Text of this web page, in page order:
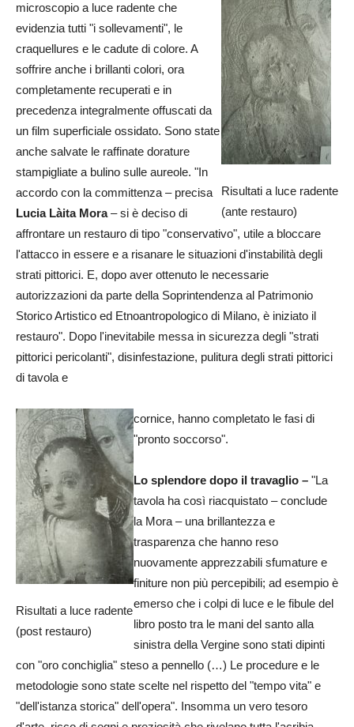
Risultati a luce radente
(ante restauro)
microscopio a luce radente che
evidenzia tutti "i sollevamenti", le
craquellures e le cadute di colore. A
soffrire anche i brillanti colori, ora
completamente recuperati e in
precedenza integralmente offuscati da
un film superficiale ossidato. Sono state
anche salvate le raffinate dorature
stampigliate a bulino sulle aureole. "In
accordo con la committenza – precisa
Lucia Làita Mora– si è deciso di
affrontare un restauro di tipo "conservativo", utile a bloccare
l'attacco in essere e a risanare le situazioni d'instabilità degli
strati pittorici. E, dopo aver ottenuto le necessarie
autorizzazioni da parte della Soprintendenza al Patrimonio
Storico Artistico ed Etnoantropologico di Milano, è iniziato il
restauro". Dopo l'inevitabile messa in sicurezza degli "strati
pittorici pericolanti", disinfestazione, pulitura degli strati pittorici
di tavola e
Risultati a luce radente
(post restauro)
cornice, hanno completato le fasi di
"pronto soccorso".
Lo splendore dopo il travaglio – "La
tavola ha così riacquistato – conclude
la Mora – una brillantezza e
trasparenza che hanno reso
nuovamente apprezzabili sfumature e
finiture non più percepibili; ad esempio è
emerso che i colpi di luce e le fibule del
libro posto tra le mani del santo alla
sinistra della Vergine sono stati dipinti
con "oro conchiglia" steso a pennello (…) Le procedure e le
metodologie sono state scelte nel rispetto del "tempo vita" e
"dell'istanza storica" dell'opera". Insomma un vero tesoro